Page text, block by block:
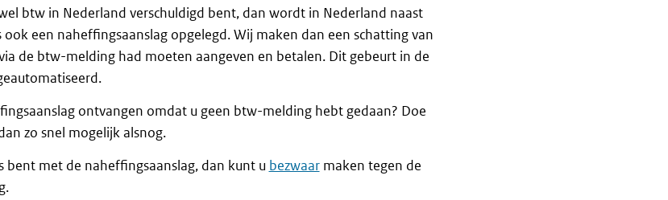
btw in Nederland verschuldigd bent, dan wordt in Nederland naast
ook een naheffingsaanslag opgelegd. Wij maken dan een schatting van
de btw-melding had moeten aangeven en betalen. Dit gebeurt in de
ontvangen omdat u geen btw-melding hebt gedaan? Doe
zo snel mogelijk alsnog.
bent met de naheffingsaanslag, dan kunt u bezwaarmaken tegen de